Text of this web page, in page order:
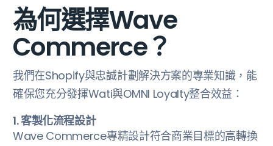
為何選擇Wave
Commerce？
我們在Shopify與忠誠計劃解決方案的專業知識，能
確保您充分發揮Wati與OMNI Loyalty整合效益：
1. 客製化流程設計
Wave Commerce專精設計符合商業目標的高轉換